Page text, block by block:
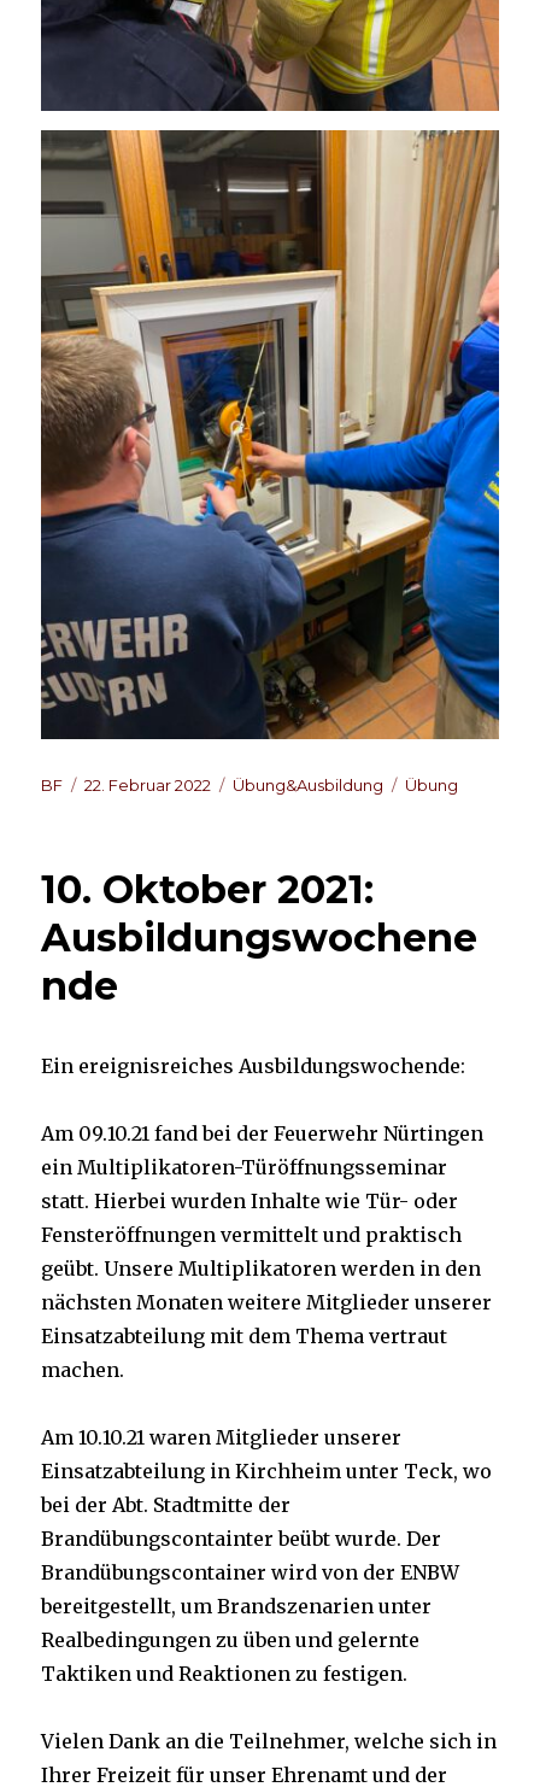
Autor
BF
Veröffentlicht
22. Februar 2022 Kategorien
Übung&Ausbildung Schlagwörter
Übung
10. Oktober 2021:
Ausbildungswochene
nde
Ein ereignisreiches Ausbildungswochende:
Am 09.10.21 fand bei der Feuerwehr Nürtingen
ein Multiplikatoren-Türöffnungsseminar
statt. Hierbei wurden Inhalte wie Tür- oder
Fensteröffnungen vermittelt und praktisch
geübt. Unsere Multiplikatoren werden in den
nächsten Monaten weitere Mitglieder unserer
Einsatzabteilung mit dem Thema vertraut
machen.
Am 10.10.21 waren Mitglieder unserer
Einsatzabteilung in Kirchheim unter Teck, wo
bei der Abt. Stadtmitte der
Brandübungscontainter beübt wurde. Der
Brandübungscontainer wird von der ENBW
bereitgestellt, um Brandszenarien unter
Realbedingungen zu üben und gelernte
Taktiken und Reaktionen zu festigen.
Vielen Dank an die Teilnehmer, welche sich in
Ihrer Freizeit für unser Ehrenamt und der